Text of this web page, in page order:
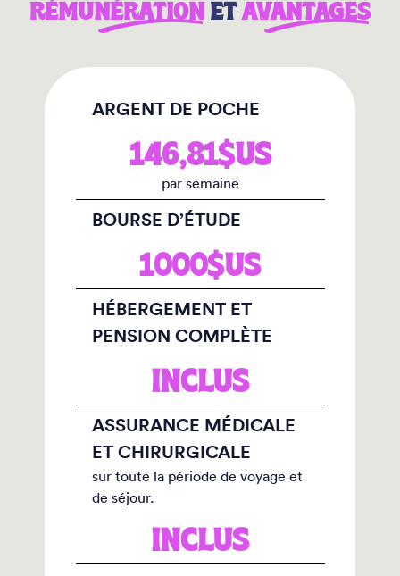
RÉMUNÉRATION ETAVANTAGES
ARGENT DE POCHE
146,81$US
par semaine
BOURSE D’ÉTUDE
1000$US
HÉBERGEMENT ET
PENSION COMPLÈTE
INCLUS
ASSURANCE MÉDICALE
ET CHIRURGICALE
sur toute la période de voyage et
de séjour.
INCLUS